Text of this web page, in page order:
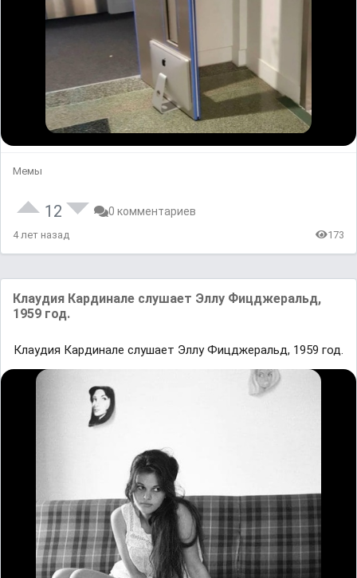
Мемы
12 0 комментариев
4 лет назад 173
Клаудия Кардинале слушает Эллу Фицджеральд,
1959 год.
Клаудия Кардинале слушает Эллу Фицджеральд, 1959 год.